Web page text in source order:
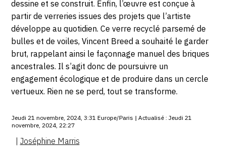
dessine et se construit. Enfin, l’œuvre est conçue à
partir de verreries issues des projets que l’artiste
développe au quotidien. Ce verre recyclé parsemé de
bulles et de voiles, Vincent Breed a souhaité le garder
brut, rappelant ainsi le façonnage manuel des briques
ancestrales. Il s’agit donc de poursuivre un
engagement écologique et de produire dans un cercle
vertueux. Rien ne se perd, tout se transforme.
Jeudi 21 novembre, 2024, 3:31 Europe/Paris | Actualisé : Jeudi 21
novembre, 2024, 22:27
| Joséphine Marris